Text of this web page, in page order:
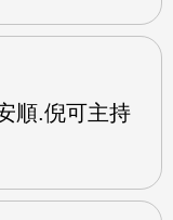
順.倪可主持